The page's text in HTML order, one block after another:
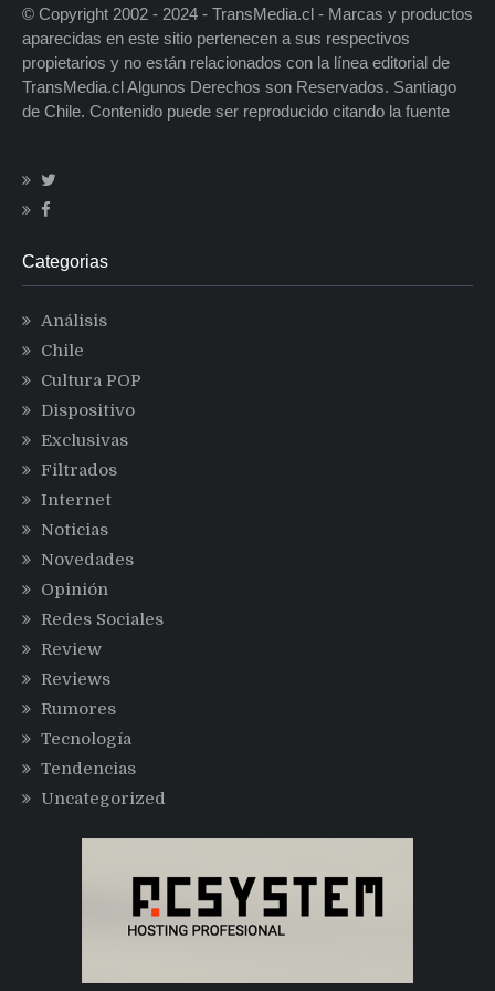
© Copyright 2002 - 2024 - TransMedia.cl - Marcas y productos
aparecidas en este sitio pertenecen a sus respectivos
propietarios y no están relacionados con la línea editorial de
TransMedia.cl Algunos Derechos son Reservados. Santiago
de Chile. Contenido puede ser reproducido citando la fuente
Categorias
Análisis
Chile
Cultura POP
Dispositivo
Exclusivas
Filtrados
Internet
Noticias
Novedades
Opinión
Redes Sociales
Review
Reviews
Rumores
Tecnología
Tendencias
Uncategorized